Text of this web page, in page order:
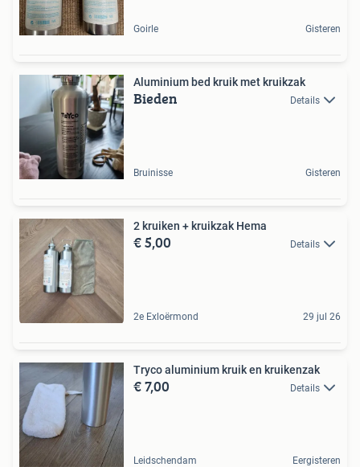
Goirle Gisteren
Aluminium bed kruik met kruikzak
Bieden Details
Bruinisse Gisteren
2 kruiken + kruikzak Hema
€ 5,00 Details
2e Exloërmond 29 jul 26
Tryco aluminium kruik en kruikenzak
€ 7,00 Details
Leidschendam Eergisteren